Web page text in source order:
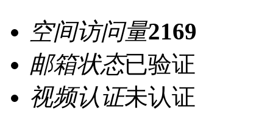
空间访问量2169
邮箱状态已验证
视频认证未认证